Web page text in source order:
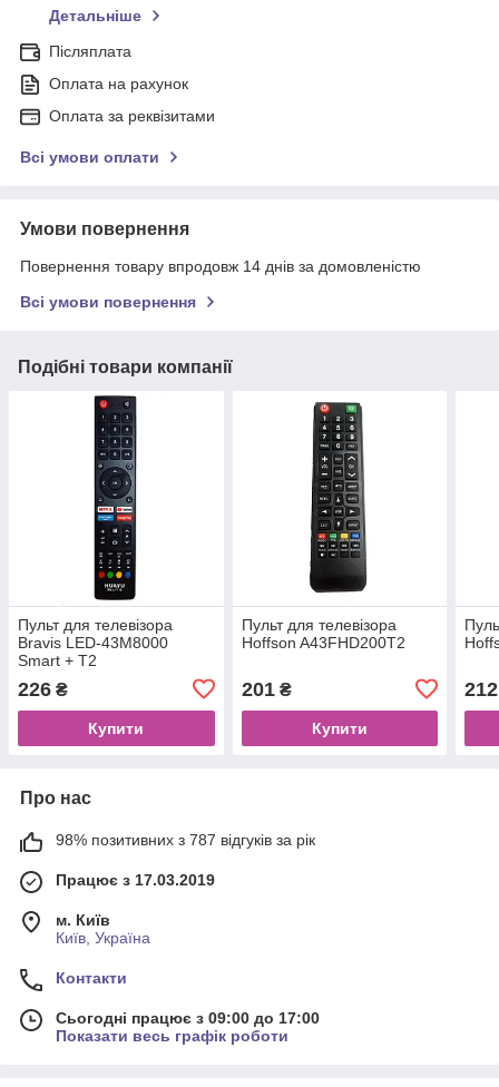
Детальніше
Післяплата
Оплата на рахунок
Оплата за реквізитами
Всі умови оплати
Умови повернення
Повернення товару впродовж 14 днів за домовленістю
Всі умови повернення
Подібні товари компанії
Пульт для телевізора
Bravis LED-43M8000
Smart + T2
226 ₴
Купити
Пульт для телевізора
Hoffson A43FHD200T2
201₴
Купити
212
Про нас
98% позитивних з 787 відгуків за рік
Працює з 17.03.2019
м. Київ
Київ, Україна
Контакти
Сьогодні працює з 09:00 до 17:00
Показати весь графік роботи